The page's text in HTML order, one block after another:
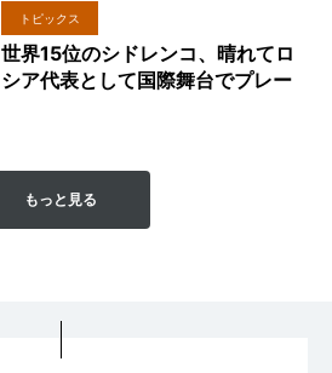
トピックス
世界15位のシドレンコ、晴れてロ
シア代表として国際舞台でプレー
もっと見る